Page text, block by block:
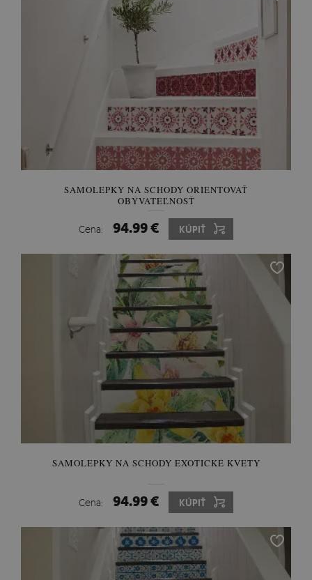
SAMOLEPKY NA SCHODY ORIENTOVAŤ
OBÝVATEĽNOSŤ
Cena: 94.99 € KÚPIŤ
SAMOLEPKY NA SCHODY EXOTICKÉ KVETY
Cena: 94.99 € KÚPIŤ